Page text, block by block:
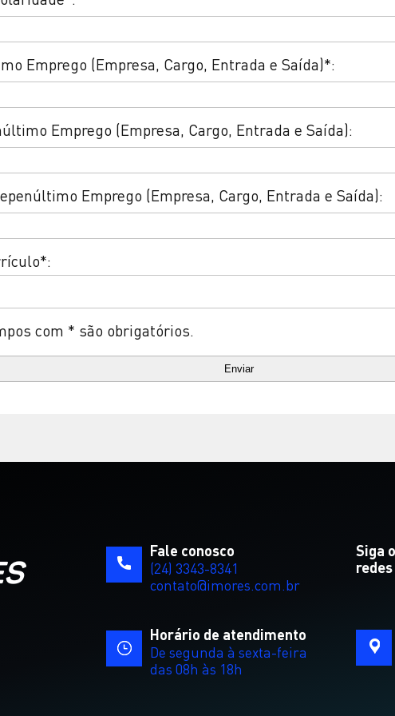
Emprego (Empresa, Cargo, Entrada e Saída)*:
Emprego (Empresa, Cargo, Entrada e Saída):
Emprego (Empresa, Cargo, Entrada e Saída):
com * são obrigatórios.
Fale conosco
(24) 3343-8341
contato@imores.com.br
Horário de atendimento
De segunda à sexta-feira
das 08h às 18h
Siga